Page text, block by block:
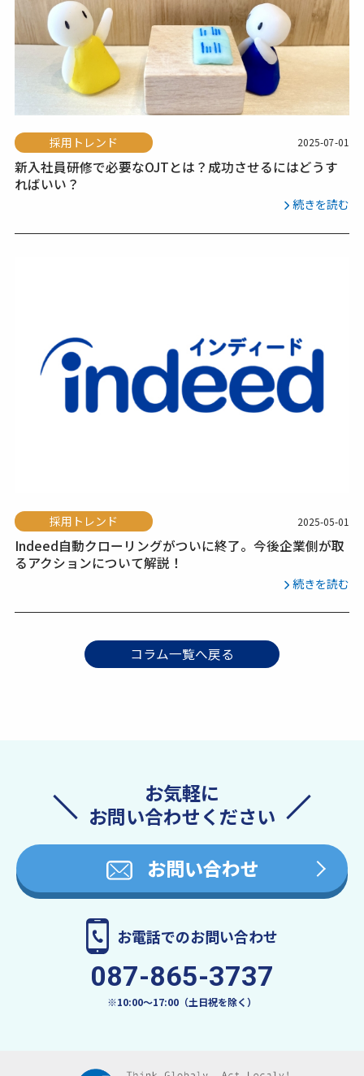
採用トレンド 2025-07-01
新入社員研修で必要なOJTとは？成功させるにはどうす
ればいい？
続きを読む
採用トレンド 2025-05-01
Indeed自動クローリングがついに終了。今後企業側が取
るアクションについて解説！
続きを読む
コラム一覧へ戻る
お気軽に
お問い合わせください
お問い合わせ
お電話でのお問い合わせ
087-865-3737
※10:00〜17:00（土日祝を除く）